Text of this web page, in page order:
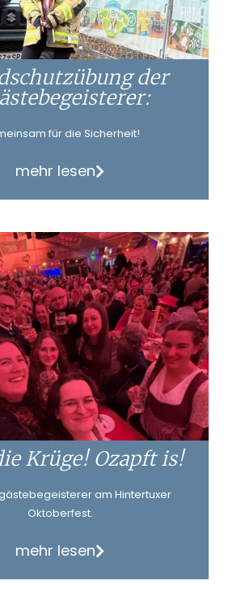
der
für die Sicherheit!
mehr lesen
Krüge! Ozapft is!
am Hintertuxer
Oktoberfest.
mehr lesen